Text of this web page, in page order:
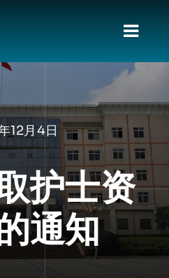
切
换
航
12月4日
护士资
通知